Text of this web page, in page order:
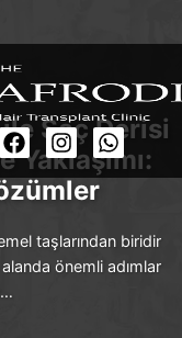
Saç Derisi
taşlarından biridir
önemli adımlar